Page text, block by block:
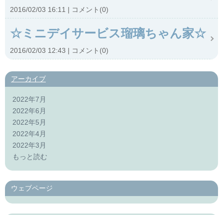
2016/02/03 16:11 コメント(0)
☆ミニデイサービス瑠璃ちゃん家☆
2016/02/03 12:43 コメント(0)
アーカイブ
2022年7月
2022年6月
2022年5月
2022年4月
2022年3月
もっと読む
ウェブページ